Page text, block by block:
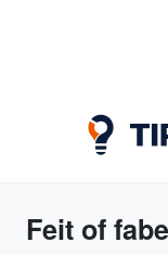
Feit of